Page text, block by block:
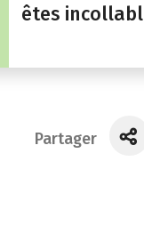
êtes
Partager